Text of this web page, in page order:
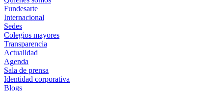
Fundesarte
Internacional
Sedes
Colegios mayores
Transparencia
Actualidad
Agenda
Sala de prensa
Identidad corporativa
Blogs